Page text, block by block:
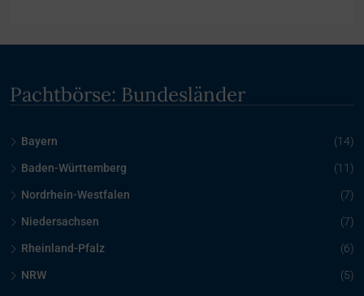
Pachtbörse: Bundesländer
Bayern (14)
Baden-Württemberg (11)
Nordrhein-Westfalen (7)
Niedersachsen (7)
Rheinland-Pfalz (6)
NRW (5)